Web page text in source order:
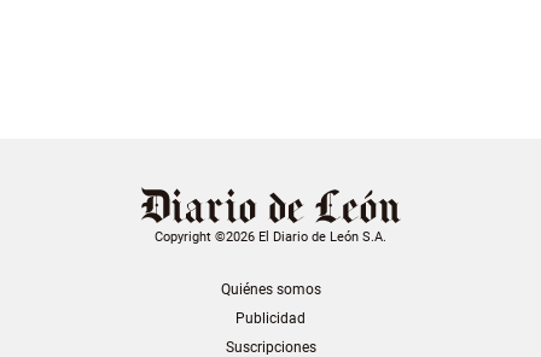
Copyright ©2026 El Diario de León S.A.
Quiénes somos
Publicidad
Suscripciones